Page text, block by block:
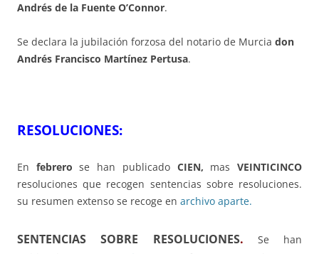
Andrés de la Fuente O’Connor.
Se declara la jubilación forzosa del notario de Murcia don
Andrés Francisco Martínez Pertusa.
RESOLUCIONES:
En febrerose han publicado CIEN, masVEINTICINCO
resoluciones que recogen sentencias sobre resoluciones.
su resumen extenso se recoge en archivo aparte.
SENTENCIAS SOBRE RESOLUCIONES. Se han